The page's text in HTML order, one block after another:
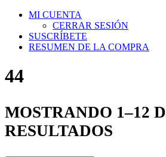
MI CUENTA
CERRAR SESIÓN
SUSCRÍBETE
RESUMEN DE LA COMPRA
44
MOSTRANDO 1–12
RESULTADOS